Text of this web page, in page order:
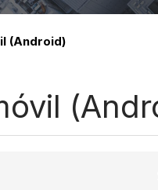
global
(Android)